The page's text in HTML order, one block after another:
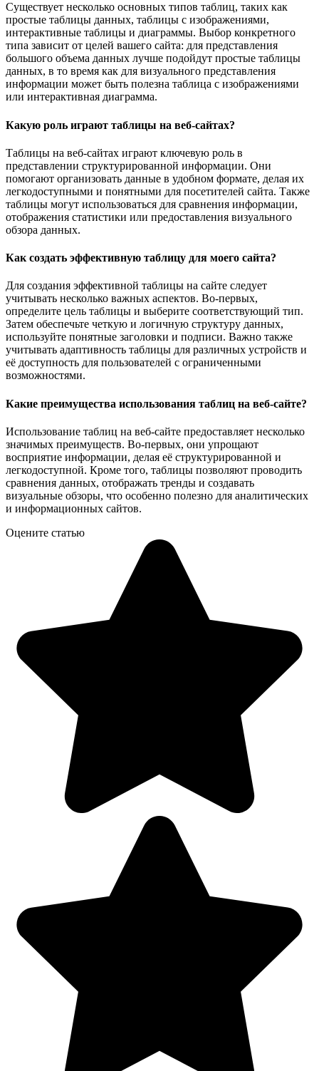
Существует несколько основных типов таблиц, таких как
простые таблицы данных, таблицы с изображениями,
интерактивные таблицы и диаграммы. Выбор конкретного
типа зависит от целей вашего сайта: для представления
большого объема данных лучше подойдут простые таблицы
данных, в то время как для визуального представления
информации может быть полезна таблица с изображениями
или интерактивная диаграмма.
Какую роль играют таблицы на веб-сайтах?
Таблицы на веб-сайтах играют ключевую роль в
представлении структурированной информации. Они
помогают организовать данные в удобном формате, делая их
легкодоступными и понятными для посетителей сайта. Также
таблицы могут использоваться для сравнения информации,
отображения статистики или предоставления визуального
обзора данных.
Как создать эффективную таблицу для моего сайта?
Для создания эффективной таблицы на сайте следует
учитывать несколько важных аспектов. Во-первых,
определите цель таблицы и выберите соответствующий тип.
Затем обеспечьте четкую и логичную структуру данных,
используйте понятные заголовки и подписи. Важно также
учитывать адаптивность таблицы для различных устройств и
её доступность для пользователей с ограниченными
возможностями.
Какие преимущества использования таблиц на веб-сайте?
Использование таблиц на веб-сайте предоставляет несколько
значимых преимуществ. Во-первых, они упрощают
восприятие информации, делая её структурированной и
легкодоступной. Кроме того, таблицы позволяют проводить
сравнения данных, отображать тренды и создавать
визуальные обзоры, что особенно полезно для аналитических
и информационных сайтов.
Оцените статью